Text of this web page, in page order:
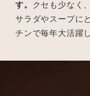
す。
クセも少なく
サラダやスープに
チンで毎年大活躍